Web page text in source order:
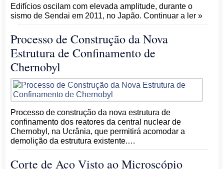
Edifícios oscilam com elevada amplitude, durante o
sismo de Sendai em 2011, no Japão. Continuar a ler »
Processo de Construção da Nova
Estrutura de Confinamento de
Chernobyl
Processo de construção da nova estrutura de
confinamento dos reatores da central nuclear de
Chernobyl, na Ucrânia, que permitirá acomodar a
demolição da estrutura existente.…
Corte de Aço Visto ao Microscópio